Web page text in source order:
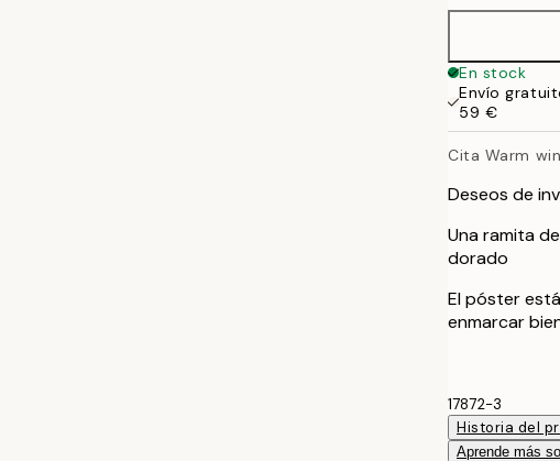
40x50
50x70
En stock
Envío
59 €
Cita Warm
Deseos de
Una ramita
dorado
El póster
enmarcar
17872-3
Historia del
Aprende más